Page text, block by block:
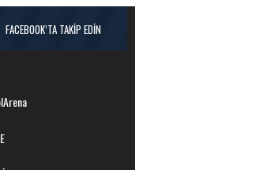
FACEBOOK’TA TAKİP EDİN